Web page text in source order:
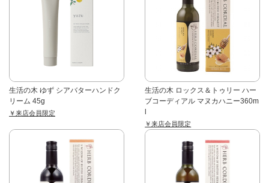
生活の木 ゆず シアバターハンドク
リーム 45g
￥来店会員限定
生活の木 ロックス＆トゥリー ハー
ブコーディアル マヌカハニー360m
l
￥来店会員限定